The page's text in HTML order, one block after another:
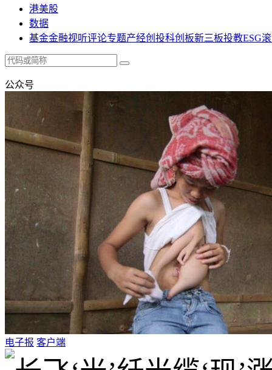
港美股
数据
基金金融视听评论专题产经创投科创板新三板投教ESG
公众号
电子报 客户端